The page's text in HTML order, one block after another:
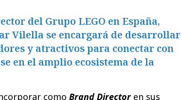
del Grupo LEGO en España,
Vilella se encargará de desarrollar
y atractivos para conectar con
en el amplio ecosistema de la
como Brand Director en sus